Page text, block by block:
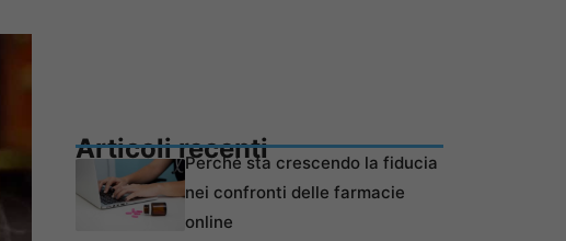
Articoli recentiPerché sta crescendo la fiducia
nei confronti delle farmacie
online